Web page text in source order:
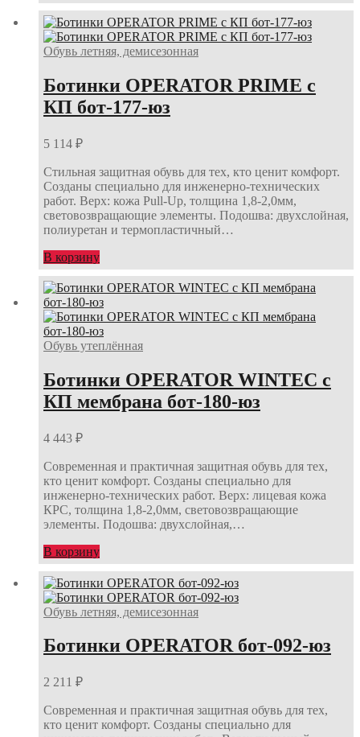
Обувь летняя, демисезонная
Ботинки OPERATOR PRIME с
КП бот-177-юз
5 114 ₽
Стильная защитная обувь для тех, кто ценит комфорт.
Созданы специально для инженерно-технических
работ. Верх: кожа Pull-Up, толщина 1,8-2,0мм,
световозвращающие элементы. Подошва: двухслойная,
полиуретан и термопластичный…
В корзину
Обувь утеплённая
Ботинки OPERATOR WINTEC с
КП мембрана бот-180-юз
4 443 ₽
Современная и практичная защитная обувь для тех,
кто ценит комфорт. Созданы специально для
инженерно-технических работ. Верх: лицевая кожа
КРС, толщина 1,8-2,0мм, световозвращающие
элементы. Подошва: двухслойная,…
В корзину
Обувь летняя, демисезонная
Ботинки OPERATOR бот-092-юз
2 211 ₽
Современная и практичная защитная обувь для тех,
кто ценит комфорт. Созданы специально для